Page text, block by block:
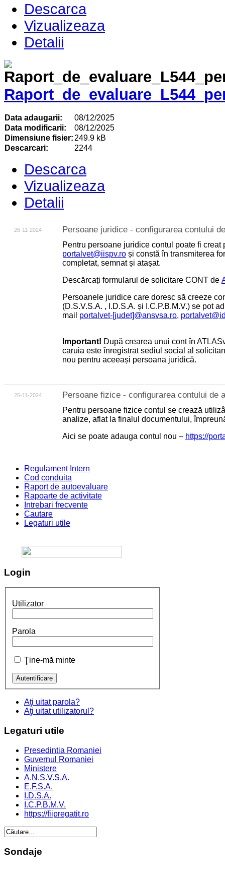
Descarca
Vizualizeaza
Detalii
Data adaugarii:
08/12/2025
Data modificarii:
08/12/2025
Dimensiune fisier: 249.9 kB
Descarcari:
2244
Descarca
Vizualizeaza
Detalii
26-11-2024 Persoane juridice - configurarea contului
Pentru persoane juridice contul poate fi
portalvet@iispv.ro și constă în transmiterea
completat, semnat și atașat.
Descărcați formularul de solicitare CONT de
Persoanele juridice care doresc să creeze
(D.S.V.S.A. , I.D.S.A. și I.C.P.B.M.V.) se pot
mail portalvet-[judet]@ansvsa.ro,
Important! După crearea unui cont în
caruia este înregistrat sediul social al
nou pentru aceeași persoana juridică.
26-11-2024 Persoane fizice - configurarea contului de
Pentru persoane fizice contul se crează
analize, aflat la finalul documentului,
Aici se poate adauga contul nou – https://
Regulament Intern
Cod conduita
Raport de autoevaluare
Rapoarte de activitate
Intrebari frecvente
Cautare
Legaturi utile
Login
Utilizator
Parola
Ţine-mă minte
Aţi uitat parola?
Aţi uitat utilizatorul?
Legaturi utile
Presedintia Romaniei
Guvernul Romaniei
Ministere
A.N.S.V.S.A.
E.F.S.A.
I.D.S.A.
I.C.P.B.M.V.
https://fiipregatit.ro
Sondaje